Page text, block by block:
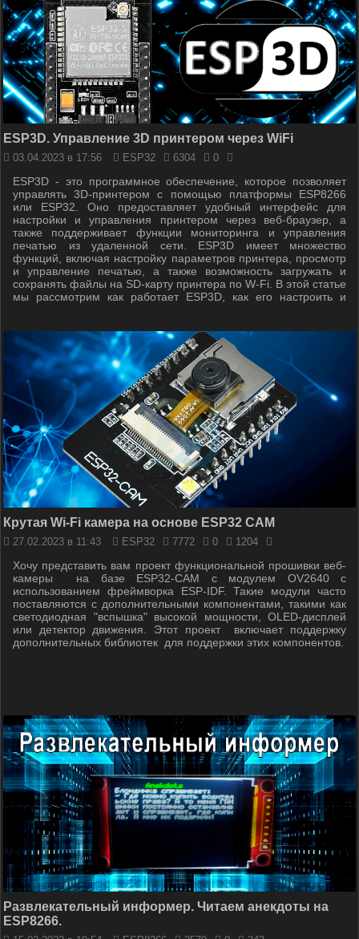
ESP3D. Управление 3D принтером через WiFi
03.04.2023 в 17:56 ESP32 6304 0
ESP3D - это программное обеспечение, которое позволяет
управлять 3D-принтером с помощью платформы ESP8266
или ESP32. Оно предоставляет удобный интерфейс для
настройки и управления принтером через веб-браузер, а
также поддерживает функции мониторинга и управления
печатью из удаленной сети. ESP3D имеет множество
функций, включая настройку параметров принтера, просмотр
и управление печатью, а также возможность загружать и
сохранять файлы на SD-карту принтера по W-Fi. В этой статье
мы рассмотрим как работает ESP3D, как его настроить и
Крутая Wi-Fi камера на основе ESP32 CAM
27.02.2023 в 11:43 ESP32 7772 0 1204
Хочу представить вам проект функциональной прошивки веб-
камеры на базе ESP32-CAM с модулем OV2640 с
использованием фреймворка ESP-IDF. Такие модули часто
поставляются с дополнительными компонентами, такими как
светодиодная "вспышка" высокой мощности, OLED-дисплей
или детектор движения. Этот проект включает поддержку
дополнительных библиотек для поддержки этих компонентов.
Развлекательный информер. Читаем анекдоты на
ESP8266.